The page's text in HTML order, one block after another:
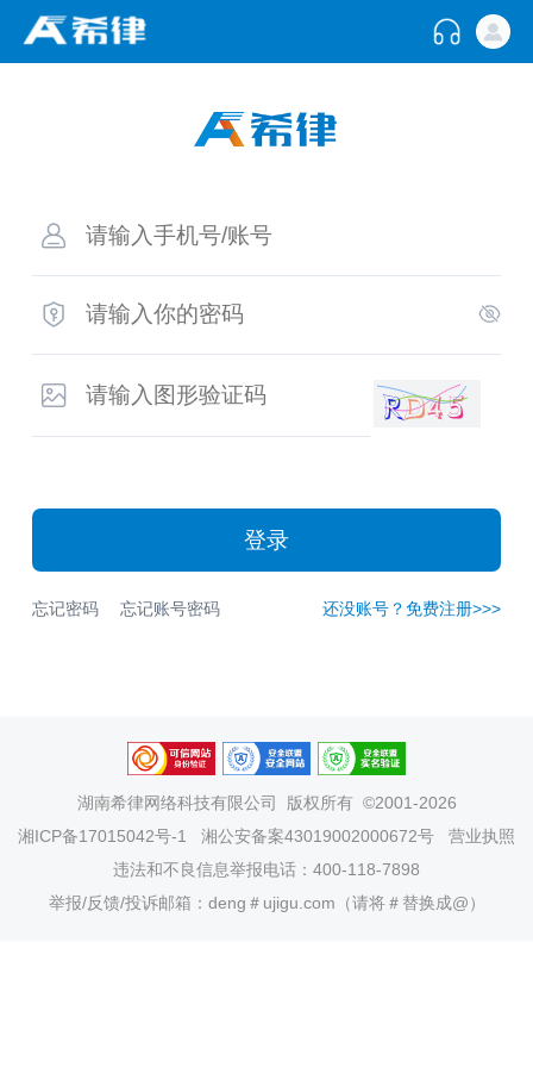
登录
忘记密码 忘记账号密码 还没账号？免费注册>>>
湖南希律网络科技有限公司
版权所有 ©2001-2026
湘ICP备17015042号-1
湘公安备案43019002000672号
营业执照
违法和不良信息举报电话：400-118-7898
举报/反馈/投诉邮箱：deng＃ujigu.com（请将＃替换成@）